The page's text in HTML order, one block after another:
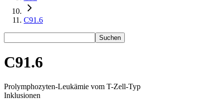
C91.6
Suchen
C91.6
Prolymphozyten-Leukämie vom T-Zell-Typ
Inklusionen